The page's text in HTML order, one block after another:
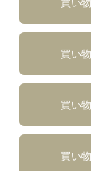
買い
買い
買い
買い